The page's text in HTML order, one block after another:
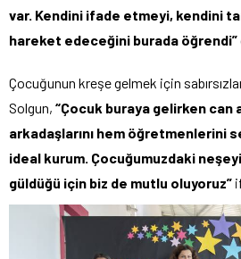
var. Kendini ifade etmeyi, kendini
hareket edeceğini burada öğrendi”
Çocuğunun kreşe gelmek için
Solgun, “Çocuk buraya gelirken can
arkadaşlarını hem öğretmenlerini
ideal kurum. Çocuğumuzdaki
güldüğü için biz de mutlu oluyoruz”